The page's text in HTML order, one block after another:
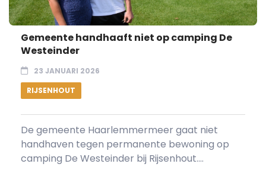
Gemeente handhaaft niet op camping De
Westeinder
23 JANUARI 2026
RIJSENHOUT
De gemeente Haarlemmermeer gaat niet
handhaven tegen permanente bewoning op
camping De Westeinder bij Rijsenhout....